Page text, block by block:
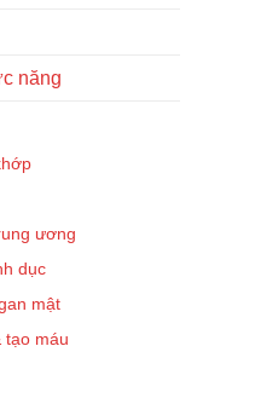
năng
ương
dục
mật
tạo máu